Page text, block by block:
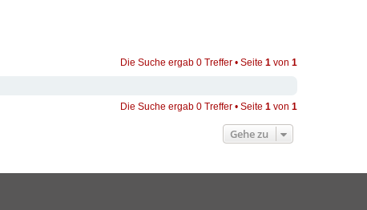
Die Suche ergab 0 Treffer • Seite 1 von 1
Die Suche ergab 0 Treffer • Seite 1 von 1
Gehe zu